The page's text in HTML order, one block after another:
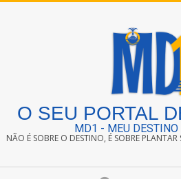
O SEU PORTAL
MD1 - MEU DESTINO
NÃO É SOBRE O DESTINO, É SOBRE